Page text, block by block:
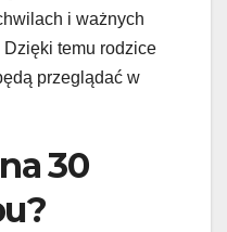
i ważnych
temu rodzice
przeglądać w
30